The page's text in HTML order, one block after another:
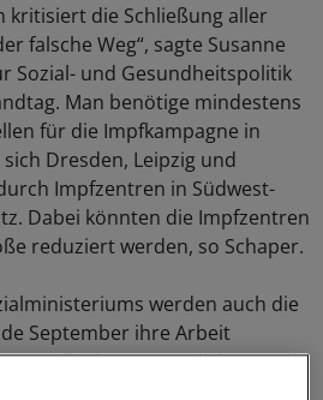
kritisiert die Schließung aller
falsche Weg“, sagte Susanne
Sozial- und Gesundheitspolitik
Man benötige mindestens
für die Impfkampagne in
Dresden, Leipzig und
Impfzentren in Südwest-
Dabei könnten die Impfzentren
reduziert werden, so Schaper.
werden auch die
September ihre Arbeit
an solle der „wesentliche Anteil